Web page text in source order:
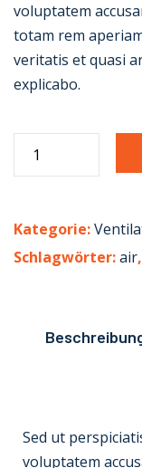
Kundenbewertung
voluptatem
totam rem
veritatis et quasi
explicabo.
Kategorie:
Schlagwörter:air,
Sed ut
voluptatem